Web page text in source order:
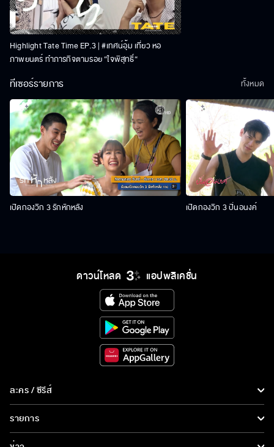
Highlight Tate Time EP.3 | #เทศน์อุ้ม เที่ยว หอ
ภาพยนตร์ ทำภารกิจตามรอย “ใจพิสุทธิ์“
ทีเซอร์รายการ
เปิดกองวิก 3 รักหักหลัง เปิดกองวิก 3 ปิ่นอนงค์
ทั้งหมด
ดาวน์โหลด แอปพลิเคชั่น
ละคร / ซีรีส์
ละคร/ซีรีส์
ซีรีส์นานาชาติ
รายการ
รายการทั้งหมด